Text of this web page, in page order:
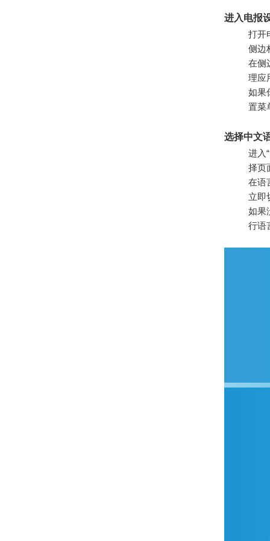
进入电报
打开
侧边
在侧
理应
如果
置菜
选择中文
进入
择页
在语
立即
如果
行语